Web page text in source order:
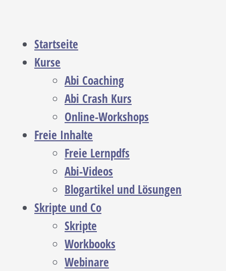
Startseite
Kurse
Abi Coaching
Abi Crash Kurs
Online-Workshops
Freie Inhalte
Freie Lernpdfs
Abi-Videos
Blogartikel und Lösungen
Skripte und Co
Skripte
Workbooks
Webinare